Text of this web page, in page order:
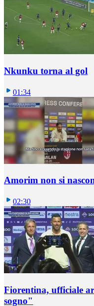
Nkunku torna al gol
01:34
Amorim non si
02:30
Fiorentina, ufficiale
sogno"